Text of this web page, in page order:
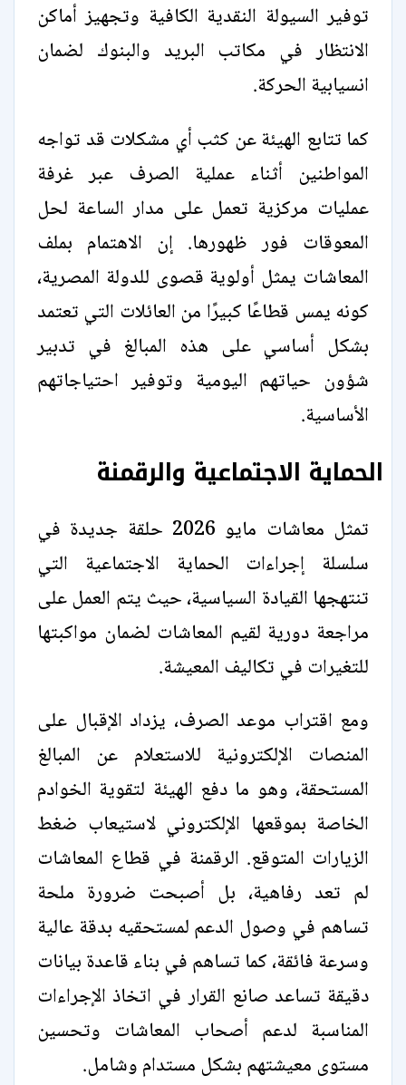
توفير السيولة النقدية الكافية وتجهيز أماكن
الانتظار في مكاتب البريد والبنوك لضمان
انسيابية الحركة.
كما تتابع الهيئة عن كثب أي مشكلات قد تواجه
المواطنين أثناء عملية الصرف عبر غرفة
عمليات مركزية تعمل على مدار الساعة لحل
المعوقات فور ظهورها. إن الاهتمام بملف
المعاشات يمثل أولوية قصوى للدولة المصرية،
كونه يمس قطاعًا كبيرًا من العائلات التي تعتمد
بشكل أساسي على هذه المبالغ في تدبير
شؤون حياتهم اليومية وتوفير احتياجاتهم
الأساسية.
الحماية الاجتماعية والرقمنة
تمثل معاشات مايو 2026 حلقة جديدة في
سلسلة إجراءات الحماية الاجتماعية التي
تنتهجها القيادة السياسية، حيث يتم العمل على
مراجعة دورية لقيم المعاشات لضمان مواكبتها
للتغيرات في تكاليف المعيشة.
ومع اقتراب موعد الصرف، يزداد الإقبال على
المنصات الإلكترونية للاستعلام عن المبالغ
المستحقة، وهو ما دفع الهيئة لتقوية الخوادم
الخاصة بموقعها الإلكتروني لاستيعاب ضغط
الزيارات المتوقع. الرقمنة في قطاع المعاشات
لم تعد رفاهية، بل أصبحت ضرورة ملحة
تساهم في وصول الدعم لمستحقيه بدقة عالية
وسرعة فائقة، كما تساهم في بناء قاعدة بيانات
دقيقة تساعد صانع القرار في اتخاذ الإجراءات
المناسبة لدعم أصحاب المعاشات وتحسين
مستوى معيشتهم بشكل مستدام وشامل.